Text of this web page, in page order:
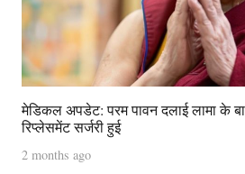
मेडिकल अपडेट: परम पावन दलाई लामा के
रिप्लेसमेंट सर्जरी हुई
2 months ago